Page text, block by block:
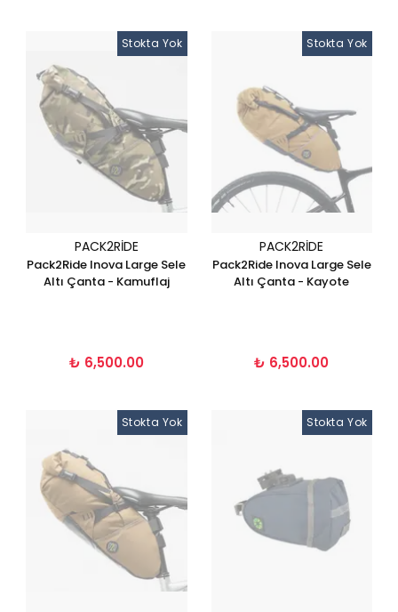
Stokta Yok
PACK2RIDE
Pack2Ride Inova Large Sele
Altı Çanta - Kamuflaj
₺ 6,500.00
Stokta Yok
PACK2RIDE
Pack2Ride Inova Large Sele
Altı Çanta - Kayote
₺ 6,500.00
Stokta Yok Stokta Yok